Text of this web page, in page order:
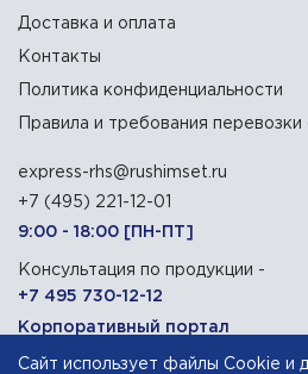
Доставка и оплата
Контакты
Политика конфиденциальности
Правила и требования перевозки
express-rhs@rushimset.ru
+7 (495) 221-12-01
9:00 - 18:00 [ПН-ПТ]
Консультация по продукции -
+7 495 730-12-12
Корпоративный портал
Сайт использует файлы Cookie и